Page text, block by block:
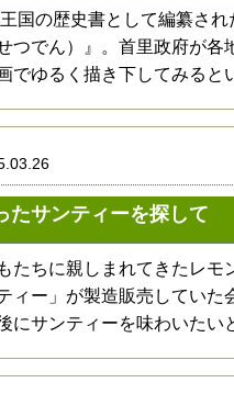
国の歴史書として編纂さ
つでん）』。首里政府が各
でゆるく描き下してみると
たサンティーを探して
たちに親しまれてきたレモ
ィー」が製造販売していた
にサンティーを味わいたい